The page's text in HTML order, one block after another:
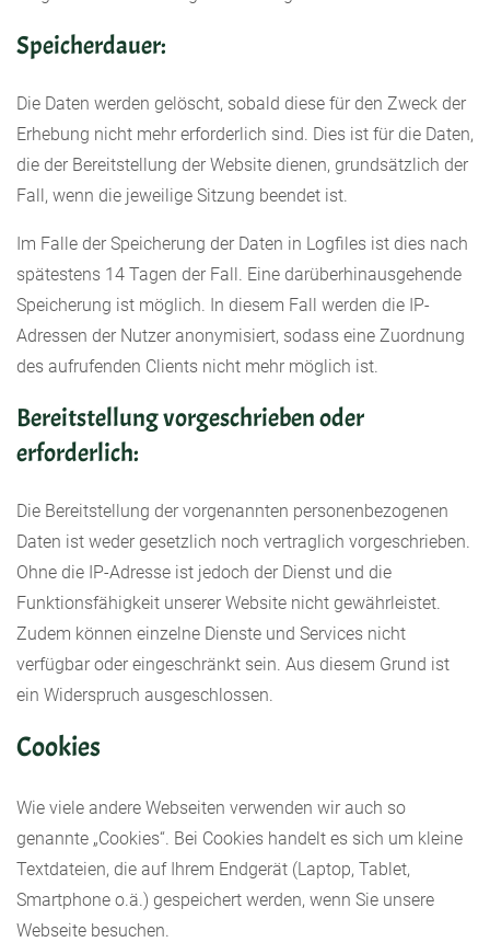
Speicherdauer:
Die Daten werden gelöscht, sobald diese für den Zweck der
Erhebung nicht mehr erforderlich sind. Dies ist für die Daten,
die der Bereitstellung der Website dienen, grundsätzlich der
Fall, wenn die jeweilige Sitzung beendet ist.
Im Falle der Speicherung der Daten in Logfiles ist dies nach
spätestens 14 Tagen der Fall. Eine darüberhinausgehende
Speicherung ist möglich. In diesem Fall werden die IP-
Adressen der Nutzer anonymisiert, sodass eine Zuordnung
des aufrufenden Clients nicht mehr möglich ist.
Bereitstellung vorgeschrieben oder
erforderlich:
Die Bereitstellung der vorgenannten personenbezogenen
Daten ist weder gesetzlich noch vertraglich vorgeschrieben.
Ohne die IP-Adresse ist jedoch der Dienst und die
Funktionsfähigkeit unserer Website nicht gewährleistet.
Zudem können einzelne Dienste und Services nicht
verfügbar oder eingeschränkt sein. Aus diesem Grund ist
ein Widerspruch ausgeschlossen.
Cookies
Wie viele andere Webseiten verwenden wir auch so
genannte „Cookies“. Bei Cookies handelt es sich um kleine
Textdateien, die auf Ihrem Endgerät (Laptop, Tablet,
Smartphone o.ä.) gespeichert werden, wenn Sie unsere
Webseite besuchen.